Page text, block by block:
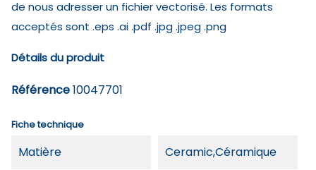
de nous adresser un fichier vectorisé. Les formats
acceptés sont .eps .ai .pdf .jpg .jpeg .png
Détails du produit
Référence10047701
Fiche technique
Matière Ceramic,Céramique